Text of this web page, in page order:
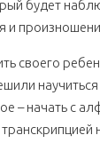
будет
и
своего
научиться
– начать с